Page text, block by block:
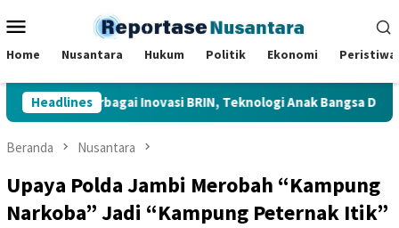
ke
Mobile
Home Nusantara Hukum Politik Ekonomi Peristiwa
Headlines
Berbagai Inovasi BRIN, Teknologi Anak Bangsa Dipamerkan
Beranda Nusantara
Upaya Polda Jambi Merobah “Kampung
Narkoba” Jadi “Kampung Peternak Itik”